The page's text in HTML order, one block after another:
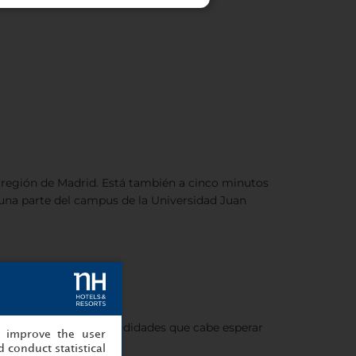
de Madrid. Está también a cinco minutos
parte del campus de la Universidad Juan
incluyen las comodidades que cabe esperar
the user
conduct statistical